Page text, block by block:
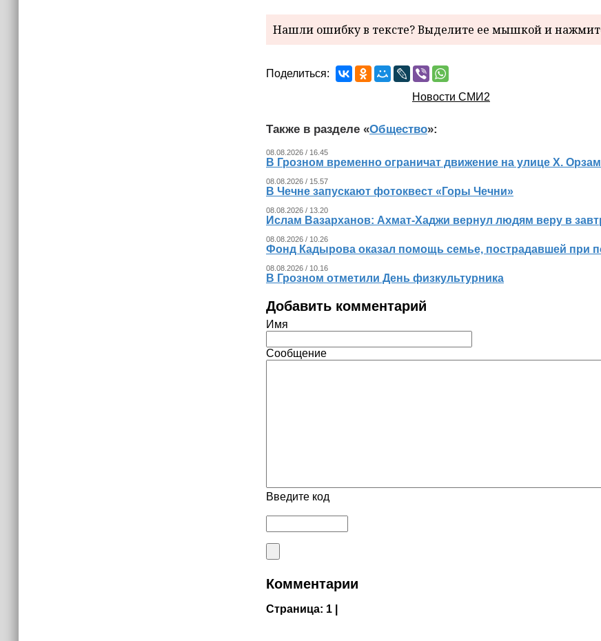
Нашли ошибку в тексте? Выделите ее мышкой и
Поделиться:
Новости СМИ2
Также в разделе «Общество»:
08.08.2026 / 16.45
В Грозном временно ограничат движение на улице Х.
08.08.2026 / 15.57
В Чечне запускают фотоквест «Горы Чечни»
08.08.2026 / 13.20
Ислам Вазарханов: Ахмат-Хаджи вернул людям веру в
08.08.2026 / 10.26
Фонд Кадырова оказал помощь семье, пострадавшей при
08.08.2026 / 10.16
В Грозном отметили День физкультурника
Добавить комментарий
Имя
Сообщение
Введите код
Комментарии
Страница: 1 |